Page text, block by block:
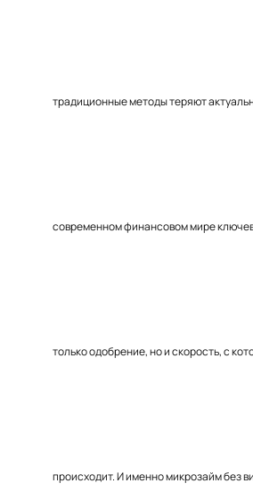
традиционные методы теряют
современном финансовом мире
только одобрение, но и скорость, с
происходит. И именно микрозайм без